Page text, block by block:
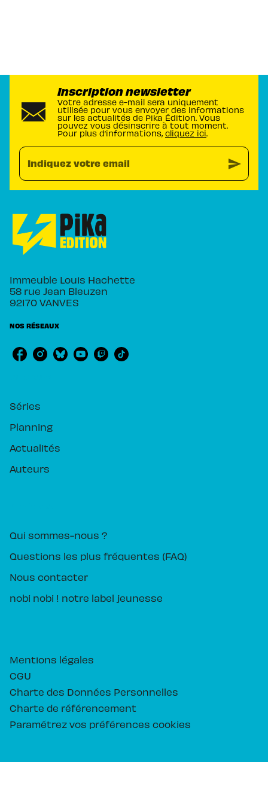
Inscription newsletter
Votre adresse e-mail sera uniquement
utilisée pour vous envoyer des informations
sur les actualités de Pika Édition. Vous
pouvez vous désinscrire à tout moment.
Pour plus d’informations, cliquez ici.
Indiquez votre email send
Immeuble Louis Hachette
58 rue Jean Bleuzen
92170 VANVES
NOS RÉSEAUX
Séries
Planning
Actualités
Auteurs
Qui sommes-nous ?
Questions les plus fréquentes (FAQ)
Nous contacter
nobi nobi ! notre label jeunesse
Mentions légales
CGU
Charte des Données Personnelles
Charte de référencement
Paramétrez vos préférences cookies